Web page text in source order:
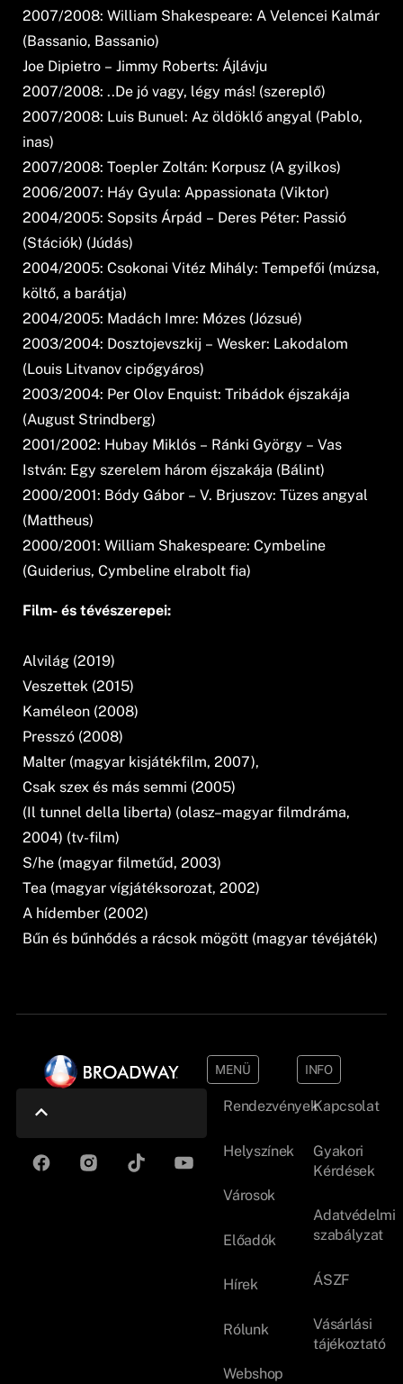
2007/2008: William Shakespeare: A Velencei Kalmár
(Bassanio, Bassanio)
Joe Dipietro – Jimmy Roberts: Ájlávju
2007/2008: ..De jó vagy, légy más! (szereplő)
2007/2008: Luis Bunuel: Az öldöklő angyal (Pablo,
inas)
2007/2008: Toepler Zoltán: Korpusz (A gyilkos)
2006/2007: Háy Gyula: Appassionata (Viktor)
2004/2005: Sopsits Árpád – Deres Péter: Passió
(Stációk) (Júdás)
2004/2005: Csokonai Vitéz Mihály: Tempefői (múzsa,
költő, a barátja)
2004/2005: Madách Imre: Mózes (Józsué)
2003/2004: Dosztojevszkij – Wesker: Lakodalom
(Louis Litvanov cipőgyáros)
2003/2004: Per Olov Enquist: Tribádok éjszakája
(August Strindberg)
2001/2002: Hubay Miklós – Ránki György – Vas
István: Egy szerelem három éjszakája (Bálint)
2000/2001: Bódy Gábor – V. Brjuszov: Tüzes angyal
(Mattheus)
2000/2001: William Shakespeare: Cymbeline
(Guiderius, Cymbeline elrabolt fia)
Film- és tévészerepei:
Alvilág (2019)
Veszettek (2015)
Kaméleon (2008)
Presszó (2008)
Malter (magyar kisjátékfilm, 2007),
Csak szex és más semmi (2005)
(Il tunnel della liberta) (olasz–magyar filmdráma,
2004) (tv-film)
S/he (magyar filmetűd, 2003)
Tea (magyar vígjátéksorozat, 2002)
A hídember (2002)
Bűn és bűnhődés a rácsok mögött (magyar tévéjáték)
MENÜ
Rendezvények
Helyszínek
Városok
Előadók
Hírek
Rólunk
Webshop
INFO
Kapcsolat
Gyakori
Kérdések
Adatvédelmi
szabályzat
ÁSZF
Vásárlási
tájékoztató